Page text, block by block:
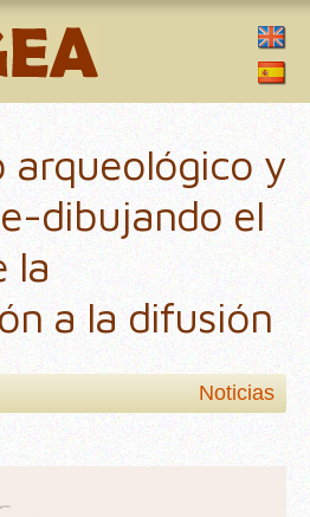
arqueológico y
dibujando el
la
a la difusión
Noticias